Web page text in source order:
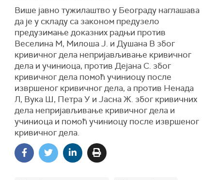
Више јавно тужилаштво у Београду наглашава
да је у складу са законом предузело
предузимање доказних радњи против
Веселина М, Милоша Ј. и Душана В због
кривичног дела непријављивање кривичног
дела и учиниоца, против Дејана С. због
кривичног дела помоћ учиниоцу после
извршеног кривичног дела, а против Ненада
Л, Вука Ш, Петра У и Јасна Ж. због кривичних
дела непријављивање кривичног дела и
учиниоца и помоћ учиниоцу после извршеног
кривичног дела.